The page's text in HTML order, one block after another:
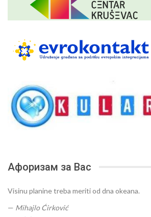
Афоризам за Вас
Visinu planine treba meriti od dna okeana.
— Mihajlo Ćirković